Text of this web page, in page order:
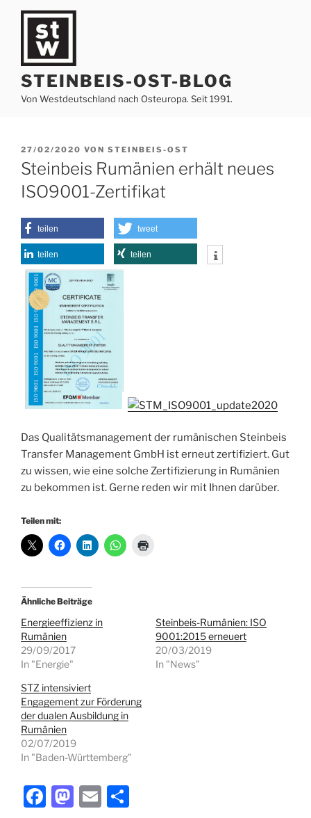
Zum
springen
STEINBEIS-OST-BLOG
Von Westdeutschland nach Osteuropa. Seit 1991.
VERÖFFENTLICHT
AM
27/02/2020 VON STEINBEIS-OST
Steinbeis Rumänien erhält neues
ISO9001-Zertifikat
teilen tweet
teilen teilen
Das Qualitätsmanagement der rumänischen Steinbeis
Transfer Management GmbH ist erneut zertifiziert. Gut
zu wissen, wie eine solche Zertifizierung in Rumänien
zu bekommen ist. Gerne reden wir mit Ihnen darüber.
Teilen mit:
Ähnliche Beiträge
Energieeffizienz in
Rumänien
29/09/2017
In "Energie"
Steinbeis-Rumänien: ISO
9001:2015 erneuert
20/03/2019
In "News"
STZ intensiviert
Engagement zur Förderung
der dualen Ausbildung in
Rumänien
02/07/2019
In "Baden-Württemberg"
F
M E